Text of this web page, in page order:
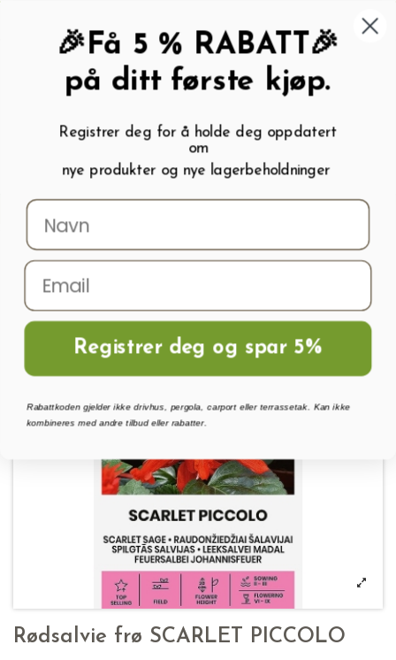
My wishlist ( 0
Menu Søk Logg inn Handlevogn
Hjem
Rødsalvie frø SCARLET PICCOLO
🎉Få 5 % RABATT🎉
på ditt første kjøp.
Registrer deg for å holde deg oppdatert
om
nye produkter og nye lagerbeholdninger
Registrer deg og spar 5%
Rabattkoden gjelder ikke drivhus, pergola, carport eller terrassetak. Kan ikke
kombineres med andre tilbud eller rabatter.